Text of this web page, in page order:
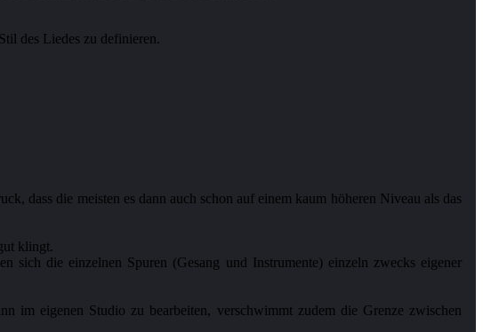
des Liedes zu definieren.
dass die meisten es dann auch schon auf einem kaum höheren Niveau als das
klingt.
sich die einzelnen Spuren (Gesang und Instrumente) einzeln zwecks eigener
im eigenen Studio zu bearbeiten, verschwimmt zudem die Grenze zwischen